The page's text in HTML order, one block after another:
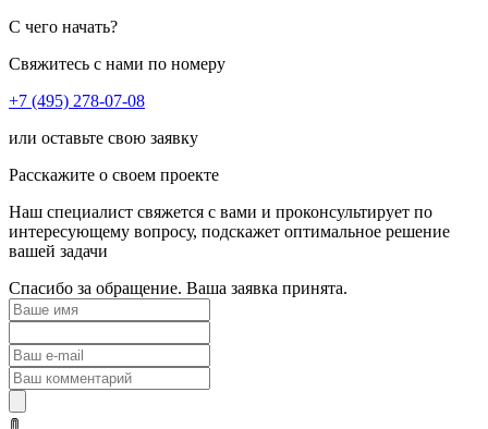
С чего начать?
Свяжитесь с нами по номеру
+7 (495) 278-07-08
или оставьте свою заявку
Расскажите о своем проекте
Наш специалист свяжется с вами и проконсультирует по
интересующему вопросу, подскажет оптимальное решение
вашей задачи
Спасибо за обращение. Ваша заявка принята.